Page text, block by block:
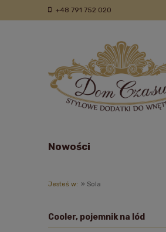
+48 791 752 020
Nowości
Jesteś w: » Sola
Cooler, pojemnik na lód